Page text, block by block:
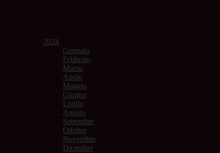
2024
Gennaio
Febbraio
Marzo
Aprile
Maggio
Giugno
Luglio
Agosto
Settembre
Ottobre
Novembre
Dicembre